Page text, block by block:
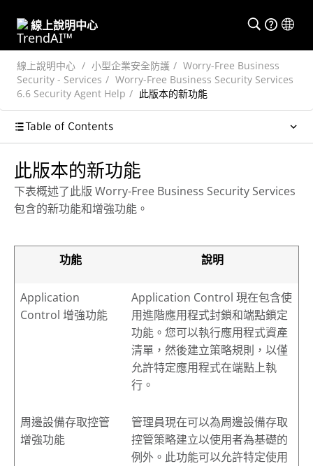
線上說明中心
線上說明中心 小型企業安全防護
Worry-Free Business
Security - Services
Worry-Free Business Security Services
6.6 Security Agent Help
此版本的新功能
Table of Contents
此版本的新功能
下表概述了此版 Worry-Free Business Security Services
包含的新功能和增強功能。
功能 說明
Application
Control 增強功能
Application Control 現在包含使
用進階應用程式封鎖和端點鎖定
功能。您可以執行應用程式資產
清單，然後建立策略規則，以僅
允許特定應用程式在端點上執
行。
周邊設備存取控管
增強功能
管理員現在可以為周邊設備存取
控管策略建立以使用者為基礎的
例外。此功能可以允許特定使用